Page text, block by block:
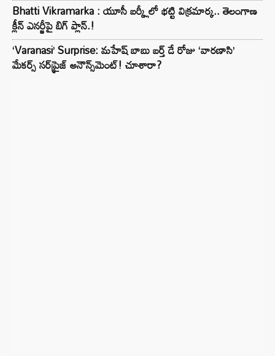
Bhatti Vikramarka : యూసీ బర్క్లీలో భట్టి విక్రమార్క.. తెలంగాణ
క్లీన్ ఎనర్జీపై బిగ్ ప్లాన్.!
‘Varanasi’ Surprise: మహేష్ బాబు బర్త్ డే రోజు ‘వారణాసి’
మేకర్స్ సర్‌ప్రైజ్ అనౌన్స్‌మెంట్! చూశారా?